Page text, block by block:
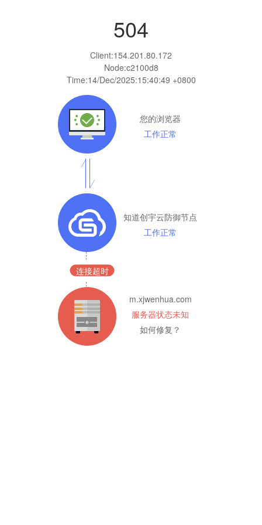
504
Client:154.201.80.172
Node:c2100d8
Time:14/Dec/2025:15:40:49 +0800
您的浏览器
工作正常
知道创宇云防御节点
工作正常
连接超时
m.xjwenhua.com
服务器状态未知
如何修复？